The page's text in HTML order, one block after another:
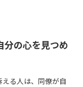
分の心を見つめ
る人は、同僚が自